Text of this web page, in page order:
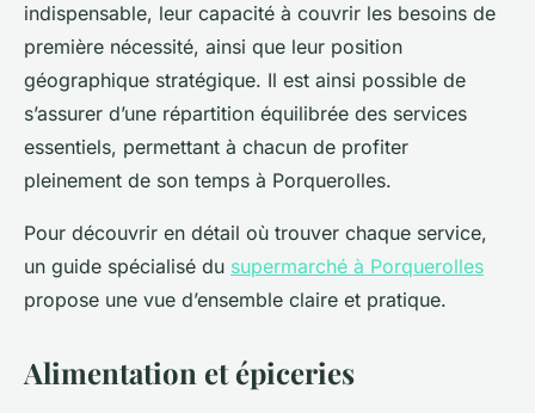
indispensable, leur capacité à couvrir les besoins de
première nécessité, ainsi que leur position
géographique stratégique. Il est ainsi possible de
s’assurer d’une répartition équilibrée des services
essentiels, permettant à chacun de profiter
pleinement de son temps à Porquerolles.
Pour découvrir en détail où trouver chaque service,
un guide spécialisé du supermarché à Porquerolles
propose une vue d’ensemble claire et pratique.
Alimentation et épiceries